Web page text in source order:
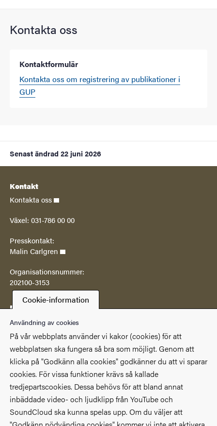
Kontakta oss
Kontaktformulär
Kontakta oss om registrering av publikationer i
GUP
Senast ändrad 22 juni 2026
Cookie-information
Användning av cookies
På vår webbplats använder vi kakor (cookies) för att
webbplatsen ska fungera så bra som möjligt. Genom att
klicka på "Godkänn alla cookies" godkänner du att vi sparar
cookies. För vissa funktioner krävs så kallade
tredjepartscookies. Dessa behövs för att bland annat
inbäddade video- och ljudklipp från YouTube och
SoundCloud ska kunna spelas upp. Om du väljer att
Kontakt
Kontakta oss
Växel: 031-786 00 00
Presskontakt:
Malin Carlgren
Organisationsnummer:
202100-3153
Postadress
Göteborgs universitetsbibliotek
Box 607
SE 405 30 Göteborg
Genvägar
Studentportalen(Extern länk)
Medarbetarportalen(Extern länk)
Göteborgs universitet (Extern länk)
Om webbplatsen
Tillgänglighetsredogörelse